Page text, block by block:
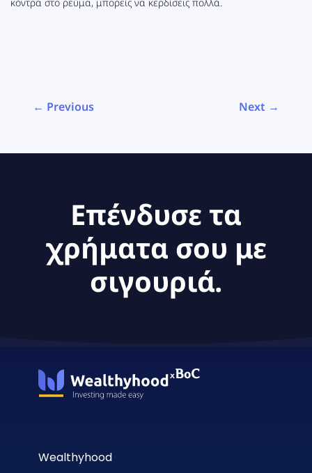
← Previous Next →
Επένδυσε τα
χρήματα σου με
σιγουριά.
Wealthyhood